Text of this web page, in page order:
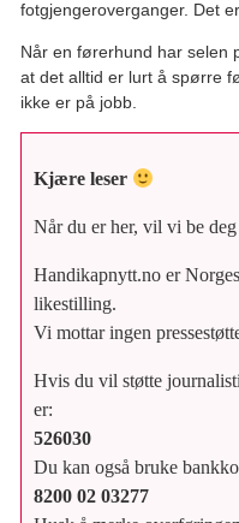
fotgjengeroverganger. Det
Når en førerhund har selen
at det alltid er lurt å spørre
ikke er på jobb.
Kjære leser
Når du er her, vil vi be
Handikapnytt.no er
likestilling.
Vi mottar ingen
Hvis du vil støtte
er:
526030
Du kan også bruke
8200 02 03277